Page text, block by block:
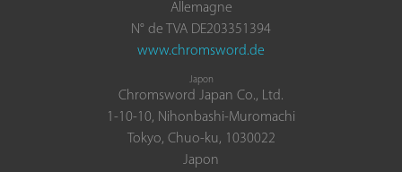
Allemagne
N° de TVA DE203351394
www.chromsword.de
Japon
Chromsword Japan Co., Ltd.
1-10-10, Nihonbashi-Muromachi
Tokyo, Chuo-ku, 1030022
Japon